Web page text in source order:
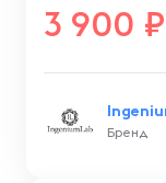
3 900
Бренд